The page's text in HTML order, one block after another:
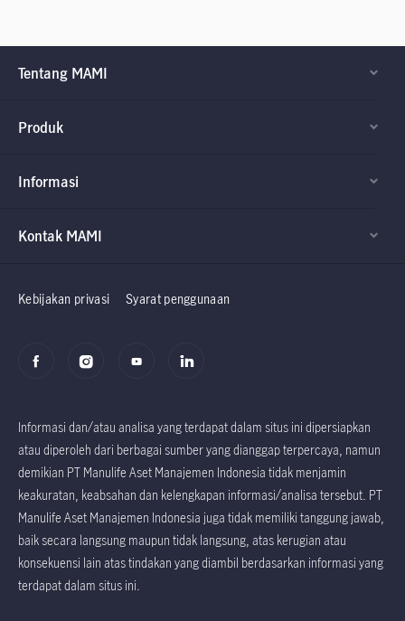
Tentang MAMI
Produk
Informasi
Factsheet dan
Kontak MAMI
Kebijakan privasi Syarat penggunaan
Informasi dan/atau analisa yang terdapat dalam situs ini dipersiapkan
atau diperoleh dari berbagai sumber yang dianggap terpercaya, namun
demikian PT Manulife Aset Manajemen Indonesia tidak menjamin
keakuratan, keabsahan dan kelengkapan informasi/analisa tersebut. PT
Manulife Aset Manajemen Indonesia juga tidak memiliki tanggung jawab,
baik secara langsung maupun tidak langsung, atas kerugian atau
konsekuensi lain atas tindakan yang diambil berdasarkan informasi yang
terdapat dalam situs ini.